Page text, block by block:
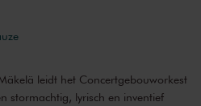
leidt het Concertgebouworkest
stormachtig, lyrisch en inventief